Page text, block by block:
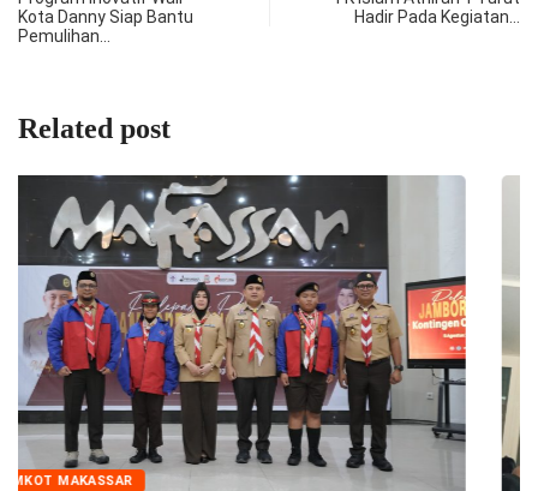
Kota Danny Siap Bantu
Pemulihan…
Hadir Pada Kegiatan…
Related post
PEMKOT MAKASSAR